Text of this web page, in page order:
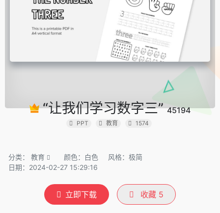
“让我们学习数字三”45194
PPT 教育 1574
分类： 教育 颜色：白色
风格：极简
日期：2024-02-27 15:29:16
立即下载 收藏 5